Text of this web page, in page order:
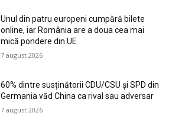
Unul din patru europeni cumpără bilete
online, iar România are a doua cea mai
mică pondere din UE
7 august 2026
60% dintre susținătorii CDU/CSU și SPD din
Germania văd China ca rival sau adversar
7 august 2026